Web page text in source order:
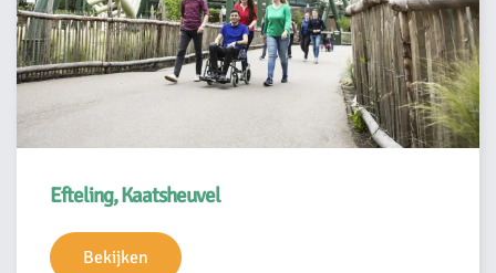
Efteling, Kaatsheuvel
Bekijken